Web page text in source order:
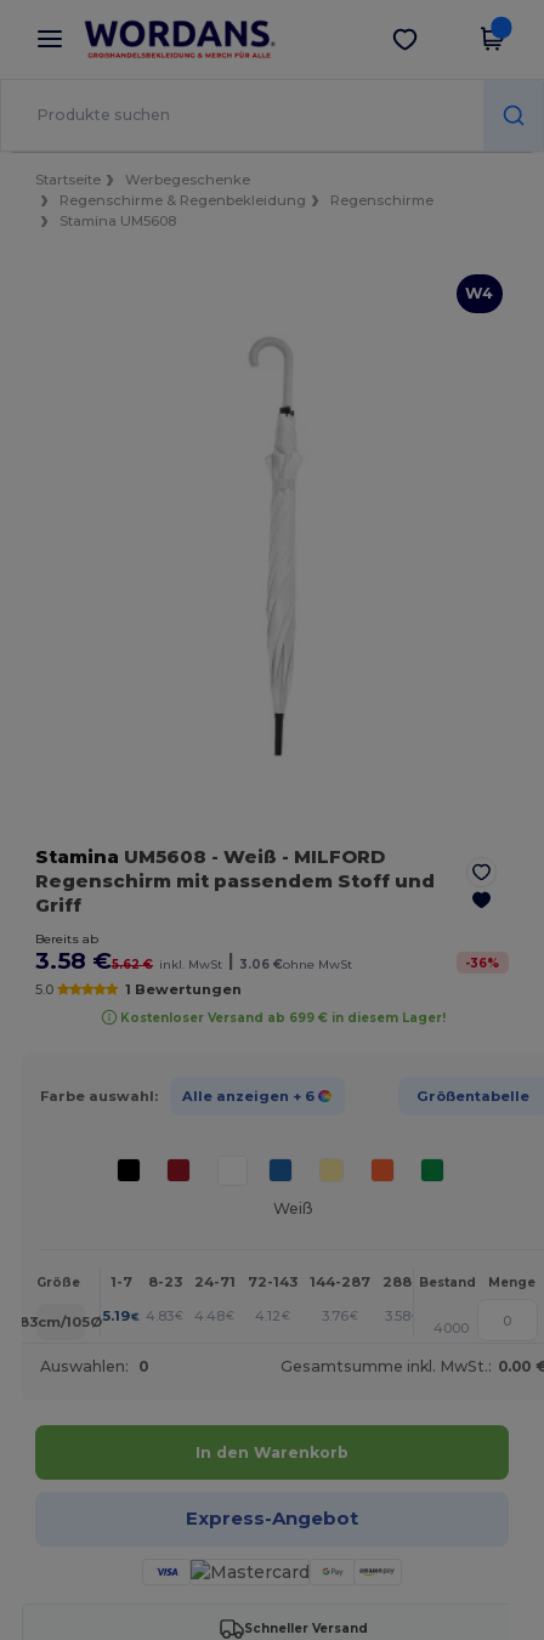
× Wordans App
Bessere Preise in der App!
App holen
Startseite
Werbegeschenke
Regenschirme & Regenbekleidung
Regenschirme
Stamina UM5608
W4
Stamina UM5608 - Weiß - MILFORD
Regenschirm mit passendem Stoff und
Griff
Bereits ab
3.58 €5.62 € inkl. MwSt | 3.06 €ohne MwSt -36%
5.0 1 Bewertungen
Kostenloser Versand ab 699 € in diesem Lager!
Farbe auswahl: Alle anzeigen + 6 Größentabelle
Weiß
Größe 1-7 8-23 24-71 72-143 144-287 288 + Mehr
Bestand Menge
83cm/105Ø5.19€ 4.83€ 4.48€ 4.12€ 3.76€ 3.58€ +
4000
Auswahlen: 0 Gesamtsumme inkl. MwSt.: 0.00
In den Warenkorb
Express-Angebot
Schneller Versand